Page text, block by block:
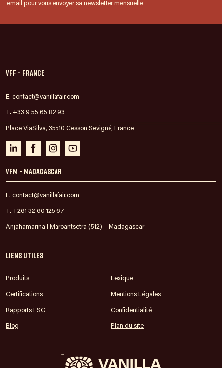
email pour vous envoyer sa newsletter mensuelle
VFF - France
E. contact@vanillafair.com
T. +33 9 55 65 82 93
Place ViaSilva, 35510 Cesson Sevigné, France
VFM - Madagascar
E. contact@vanillafair.com
T. +261 32 60 125 67
Anjahamarina I Maroantsetra (512) – Madagascar
Liens utiles
Produits Lexique
Certifications Mentions Légales
Rapports ESG Confidentialité
Blog Plan du site